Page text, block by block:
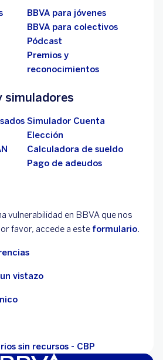
BBVA para jóvenes
BBVA para colectivos
Pódcast
Premios y
reconocimientos
simuladores
Simulador Cuenta
Elección
Calculadora de sueldo
Pago de adeudos
vulnerabilidad en BBVA que nos
favor, accede a este formulario.
vistazo
sin recursos - CBP